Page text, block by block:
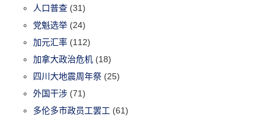
人口普查 (31)
党魁选举 (24)
加元汇率 (112)
加拿大政治危机 (18)
四川大地震周年祭 (25)
外国干涉 (71)
多伦多市政员工罢工 (61)